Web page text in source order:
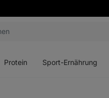
Protein Sport-Ernährung